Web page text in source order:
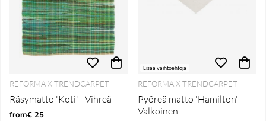
REFORMA X TRENDCARPET
Räsymatto 'Koti' - Vihreä
from€ 25
Lisää vaihtoehtoja
REFORMA X TRENDCARPET
Pyöreä matto 'Hamilton' -
Valkoinen